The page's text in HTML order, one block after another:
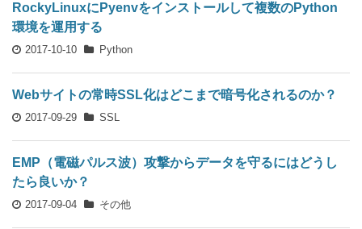
RockyLinuxにPyenvをインストールして複数のPython
環境を運用する
2017-10-10 Python
Webサイトの常時SSL化はどこまで暗号化されるのか？
2017-09-29 SSL
EMP（電磁パルス波）攻撃からデータを守るにはどうし
たら良いか？
2017-09-04 その他